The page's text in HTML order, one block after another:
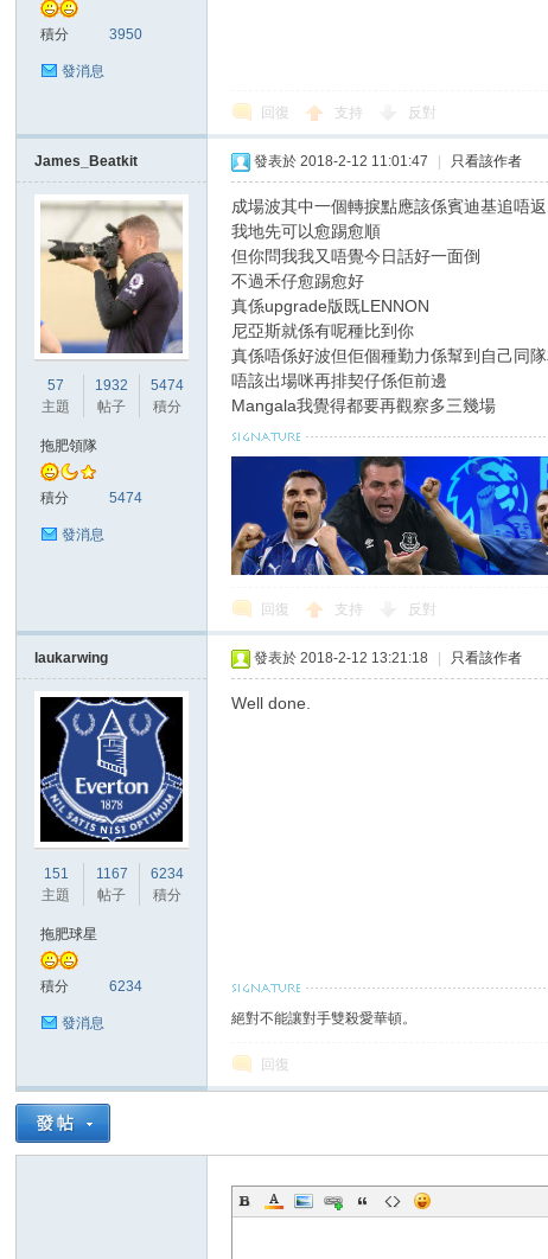
積分 3950
發消息
回復 支持 反對
James_Beatkit
57
主題
1932
帖子
5474
積分
拖肥領隊
積分 5474
發消息
發表於 2018-2-12 11:01:47 只看該作者
成場波其中一個轉捩點應該係賓迪基追唔
我地先可以愈踢愈順
但你問我我又唔覺今日話好一面倒
不過禾仔愈踢愈好
真係upgrade版既LENNON
尼亞斯就係有呢種比到你
真係唔係好波但佢個種勤力係幫到自己同
唔該出場咪再排契仔係佢前邊
Mangala我覺得都要再觀察多三幾場
回復 支持 反對
laukarwing
151
主題
1167
帖子
6234
積分
拖肥球星
積分 6234
發消息
發表於 2018-2-12 13:21:18 只看該作者
Well done.
絕對不能讓對手雙殺愛華頓。
回復